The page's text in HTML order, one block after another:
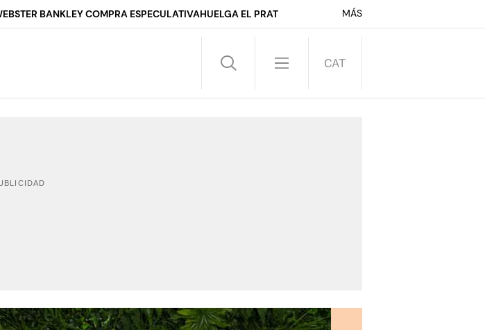
BANKLEY COMPRA ESPECULATIVAHUELGA EL PRAT MÁS